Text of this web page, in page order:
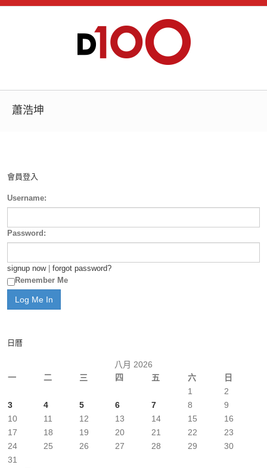
蕭浩坤
會員登入
Username:
Password:
signup now| forgot password?
Remember Me
日曆
八月 2026
一
二 三 四 五 六 日
1
2
3
4 5 6 7 8
9
10
11 12 13 14 15
16
17
18 19 20 21 22
23
24
25 26 27 28 29
30
31